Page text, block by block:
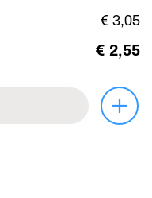
€ 3,05
€ 2,55